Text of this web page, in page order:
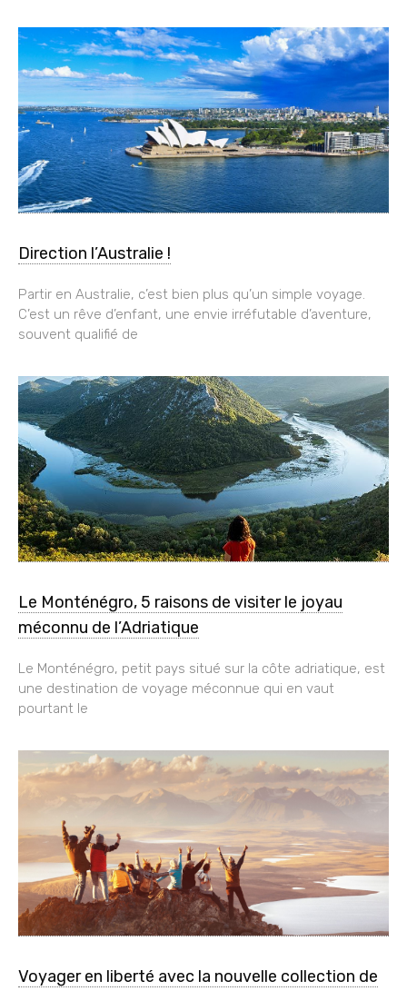
Direction l’Australie !
Partir en Australie, c’est bien plus qu’un simple voyage.
C’est un rêve d’enfant, une envie irréfutable d’aventure,
souvent qualifié de
Le Monténégro, 5 raisons de visiter le joyau
méconnu de l’Adriatique
Le Monténégro, petit pays situé sur la côte adriatique, est
une destination de voyage méconnue qui en vaut
pourtant le
Voyager en liberté avec la nouvelle collection de